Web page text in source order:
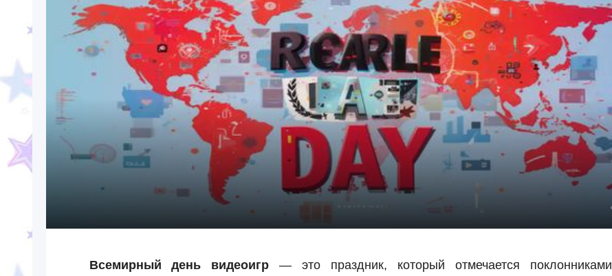
Всемирный день видеоигр — это праздник, который отмечается поклонниками